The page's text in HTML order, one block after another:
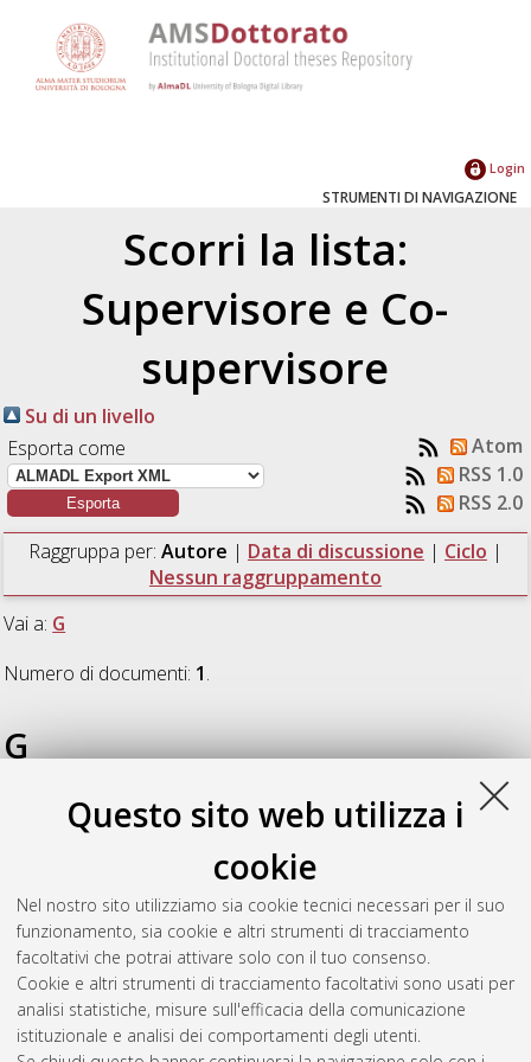
Questo sito web utilizza i
cookie
Nel nostro sito utilizziamo sia cookie tecnici necessari per il suo
funzionamento, sia cookie e altri strumenti di tracciamento
facoltativi che potrai attivare solo con il tuo consenso.
Cookie e altri strumenti di tracciamento facoltativi sono usati per
analisi statistiche, misure sull'efficacia della comunicazione
istituzionale e analisi dei comportamenti degli utenti.
Login
STRUMENTI DI NAVIGAZIONE
Scorri la lista:
Supervisore e Co-
supervisore
Su di un livello
Esporta come
Atom
RSS 1.0
RSS 2.0
Raggruppa per: Autore | Data di discussione | Ciclo |
Nessun raggruppamento
Vai a: G
Numero di documenti: 1.
G
González, María Isabel(2013)Cancer and cancer treatment:
Social representations of the general population, cancer
patients and health professionals, [Dissertation thesis], Alma
Mater Studiorum Università di Bologna. Dottorato di ricerca in
Psicologia sociale, dello sviluppo e delle organizzazioni , 25
Ciclo. DOI 10.6092/unibo/amsdottorato/5769.
Questa lista e' stata generata il Thu Aug 6 20:44:43 2026